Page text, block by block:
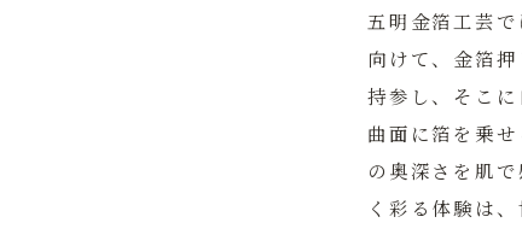
五明金箔工芸
向けて、金箔
持参し、そこ
曲面に箔を乗
の奥深さを肌
く彩る体験は